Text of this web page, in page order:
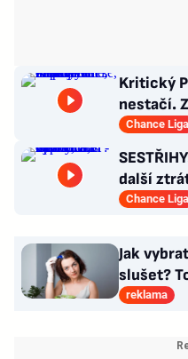
Kritický
nestačí.
Chance Liga
další
Zlín -
Chance Liga
Jak
slušet?
reklama